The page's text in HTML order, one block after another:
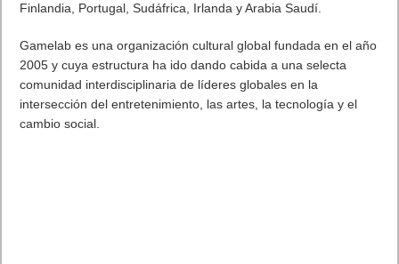
Finlandia, Portugal, Sudáfrica, Irlanda y Arabia Saudí.
Gamelab es una organización cultural global fundada en el año
2005 y cuya estructura ha ido dando cabida a una selecta
comunidad interdisciplinaria de líderes globales en la
intersección del entretenimiento, las artes, la tecnología y el
cambio social.